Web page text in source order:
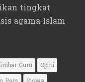
tingkat
agama Islam
Guru
Opini